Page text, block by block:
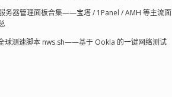
务器管理面板合集——宝塔 / 1Panel / AMH 等主流面
球测速脚本 nws.sh——基于 Ookla 的一键网络测试